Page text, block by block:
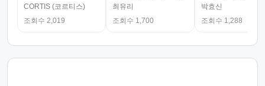
CORTIS (코르티스)
조회수 2,019
최유리
조회수 1,700
박효신
조회수 1,288